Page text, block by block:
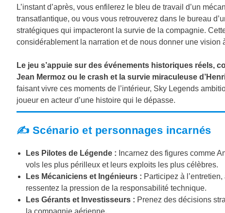
L’instant d’après, vous enfilerez le bleu de travail d’un
transatlantique, ou vous vous retrouverez dans le bureau
stratégiques qui impacteront la survie de la compagnie.
considérablement la narration et de nous donner une vision
Le jeu s’appuie sur des événements historiques réels,
Jean Mermoz ou le crash et la survie miraculeuse
faisant vivre ces moments de l’intérieur, Sky Legends
joueur en acteur d’une histoire qui le dépasse.
✍️ Scénario et personnages incarnés
Les Pilotes de Légende : Incarnez des figures comme
vols les plus périlleux et leurs exploits les plus célèbres.
Les Mécaniciens et Ingénieurs : Participez à
ressentez la pression de la responsabilité technique.
Les Gérants et Investisseurs : Prenez des décisions
la compagnie aérienne.